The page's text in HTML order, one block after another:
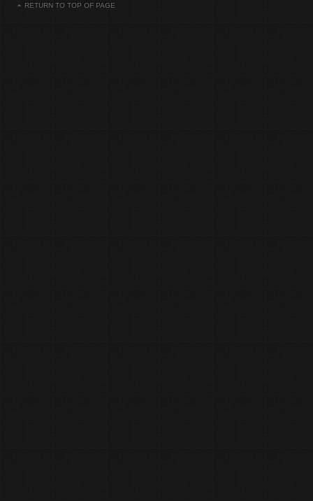
RETURN TO TOP OF PAGE